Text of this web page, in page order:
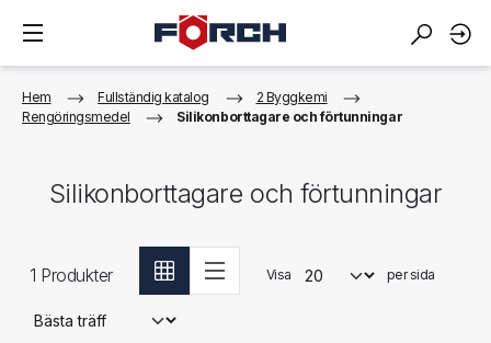
Hem Fullständig katalog
2 Byggkemi
Rengöringsmedel
Silikonborttagare och förtunningar
Silikonborttagare och förtunningar
1 Produkter Visa per sida